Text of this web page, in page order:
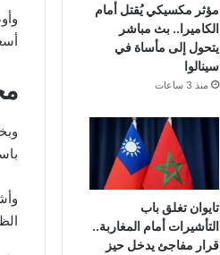
مؤثر مكسيكي يُقتل أمام
الكاميرا.. بث مباشر
يتحول إلى مأساة في
سينالوا
منذ 3 ساعات
تايوان تغلق باب
التأشيرات أمام المغاربة..
قرار مفاجئ يدخل حيز